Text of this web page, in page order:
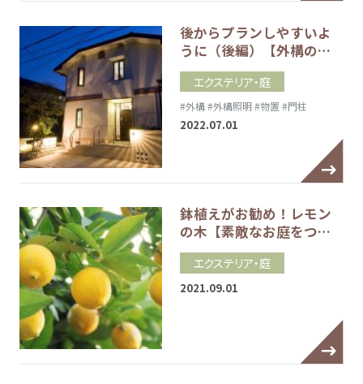
後からプランしやすいよ
うに（後編）【外構の…
エクステリア・庭
#外構#外構照明 #物置 #門柱
2022.07.01
鉢植えがお勧め！レモン
の木【素敵なお庭をつ…
エクステリア・庭
2021.09.01